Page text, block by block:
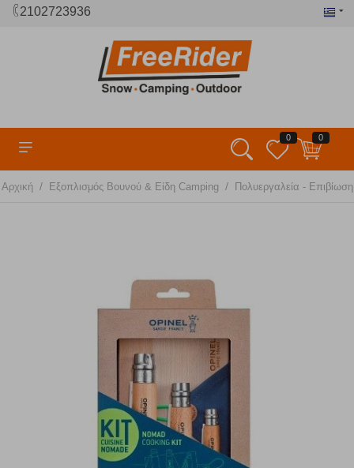
2102723936
0 0
Αρχική / Εξοπλισμός Βουνού & Είδη Camping / Πολυεργαλεία -